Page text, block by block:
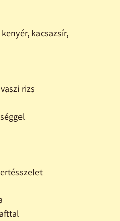
kacsazsír,
rizs